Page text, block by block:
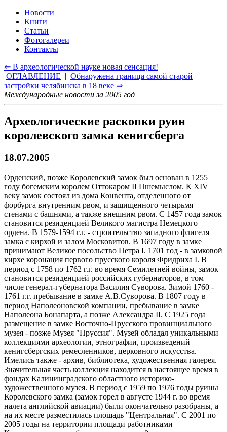
Новости
Книги
Статьи
Фотогалереи
Контакты
⇐ В археологической науке новая сенсация! |
ОГЛАВЛЕНИЕ | Обнаружена граница самой старой
застройки челябинска в 18 веке ⇒
Международные новости за 2005 год
Археологические раскопки руин
королевского замка кенигсберга
18.07.2005
Орденский, позже Королевский замок был основан в 1255
году богемским королем Оттокаром II Пшемыслом. К XIV
веку замок состоял из дома Конвента, отделенного от
форбурга внутренним рвом, и защищенного четырьмя
стенами с башнями, а также внешним рвом. С 1457 года замок
становится резиденцией Великого магистра Немецкого
ордена. В 1579-1594 г.г. - строительство западного флигеля
замка с кирхой и залом Московитов. В 1697 году в замке
принимают Великое посольство Петра I. 1701 год - в замковой
кирхе коронация первого прусского короля Фридриха I. В
период с 1758 по 1762 г.г. во время Семилетней войны, замок
становится резиденцией российских губернаторов, в том
числе генерал-губернатора Василия Суворова. Зимой 1760 -
1761 г.г. пребывание в замке А.В.Суворова. В 1807 году в
период Наполеоновской компании, пребывание в замке
Наполеона Бонапарта, а позже Александра II. С 1925 года
размещение в замке Восточно-Прусского провинциального
музея - позже Музея "Пруссия". Музей обладал уникальными
коллекциями археологии, этнографии, произведений
кенигсбергских ремесленников, церковного искусства.
Имелись также - архив, библиотека, художественная галерея.
Значительная часть коллекция находится в настоящее время в
фондах Калининградского областного историко-
художественного музея. В период с 1959 по 1976 годы руины
Королевского замка (замок горел в августе 1944 г. во время
налета английской авиации) были окончательно разобраны, а
на их месте разместилась площадь "Центральная". С 2001 по
2005 годы на территории площади работниками